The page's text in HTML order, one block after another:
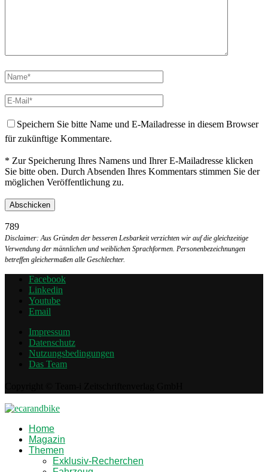
Speichern Sie bitte Name und E-Mailadresse in diesem Browser
für zukünftige Kommentare.
* Zur Speicherung Ihres Namens und Ihrer E-Mailadresse klicken
Sie bitte oben. Durch Absenden Ihres Kommentars stimmen Sie der
möglichen Veröffentlichung zu.
789
Disclaimer: Aus Gründen der besseren Lesbarkeit verzichten wir auf die gleichzeitige
Verwendung der männlichen und weiblichen Sprachformen. Personenbezeichnungen
betreffen gleichermaßen alle Geschlechter.
Facebook
Linkedin
Youtube
Email
Impressum
Datenschutz
Nutzungsbedingungen
Das Team
Home
Magazin
Themen
Exklusiv-Recherchen